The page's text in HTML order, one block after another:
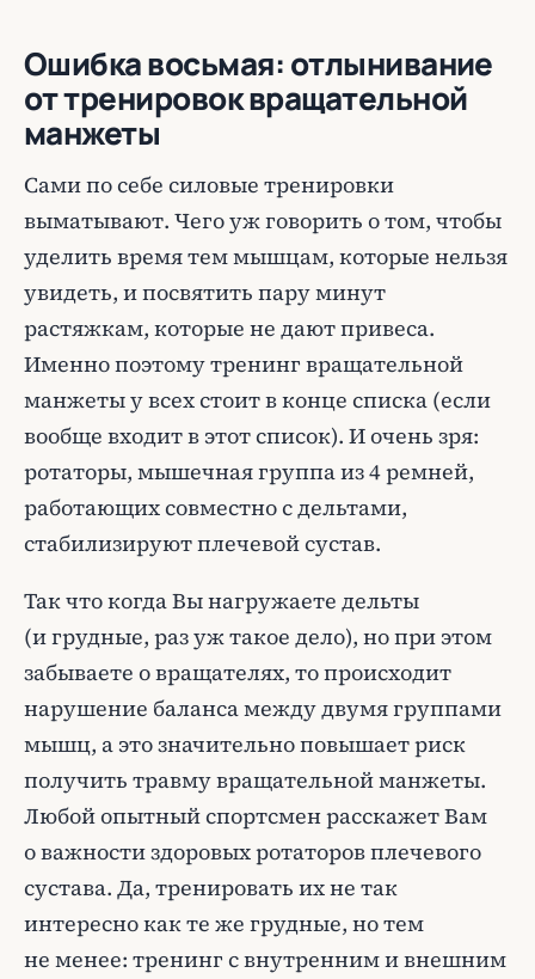
Ошибка восьмая: отлынивание
от тренировок вращательной
манжеты
Сами по себе силовые тренировки
выматывают. Чего уж говорить о том, чтобы
уделить время тем мышцам, которые нельзя
увидеть, и посвятить пару минут
растяжкам, которые не дают привеса.
Именно поэтому тренинг вращательной
манжеты у всех стоит в конце списка (если
вообще входит в этот список). И очень зря:
ротаторы, мышечная группа из 4 ремней,
работающих совместно с дельтами,
стабилизируют плечевой сустав.
Так что когда Вы нагружаете дельты
(и грудные, раз уж такое дело), но при этом
забываете о вращателях, то происходит
нарушение баланса между двумя группами
мышц, а это значительно повышает риск
получить травму вращательной манжеты.
Любой опытный спортсмен расскажет Вам
о важности здоровых ротаторов плечевого
сустава. Да, тренировать их не так
интересно как те же грудные, но тем
не менее: тренинг с внутренним и внешним